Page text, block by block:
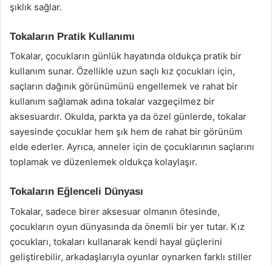
şıklık sağlar.
Tokaların Pratik Kullanımı
Tokalar, çocukların günlük hayatında oldukça pratik bir
kullanım sunar. Özellikle uzun saçlı kız çocukları için,
saçların dağınık görünümünü engellemek ve rahat bir
kullanım sağlamak adına tokalar vazgeçilmez bir
aksesuardır. Okulda, parkta ya da özel günlerde, tokalar
sayesinde çocuklar hem şık hem de rahat bir görünüm
elde ederler. Ayrıca, anneler için de çocuklarının saçlarını
toplamak ve düzenlemek oldukça kolaylaşır.
Tokaların Eğlenceli Dünyası
Tokalar, sadece birer aksesuar olmanın ötesinde,
çocukların oyun dünyasında da önemli bir yer tutar. Kız
çocukları, tokaları kullanarak kendi hayal güçlerini
geliştirebilir, arkadaşlarıyla oyunlar oynarken farklı stiller